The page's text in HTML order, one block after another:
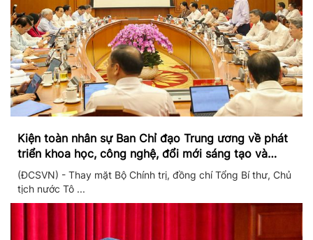
Kiện toàn nhân sự Ban Chỉ đạo Trung ương về phát
triển khoa học, công nghệ, đổi mới sáng tạo và
chuyển đổi số
(ĐCSVN) - Thay mặt Bộ Chính trị, đồng chí Tổng Bí thư, Chủ
tịch nước Tô ...